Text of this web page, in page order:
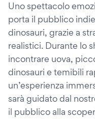
Uno spettacolo
porta il pubblico
dinosauri, grazie a
realistici. Durante lo
incontrare uova,
dinosauri e temibili
un’esperienza
sarà guidato dal
il pubblico alla